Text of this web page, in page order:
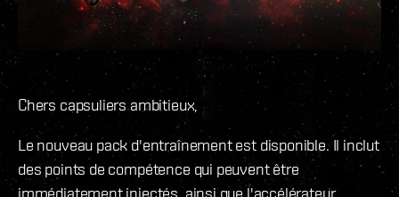
Chers capsuliers ambitieux,
Le nouveau pack d'entraînement est disponible. Il inclut
des points de compétence qui peuvent être
immédiatement injectés, ainsi que l'accélérateur